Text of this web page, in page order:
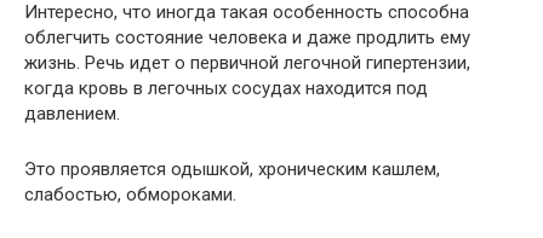
Интересно, что иногда такая особенность способна
облегчить состояние человека и даже продлить ему
жизнь. Речь идет о первичной легочной гипертензии,
когда кровь в легочных сосудах находится под
давлением.
Это проявляется одышкой, хроническим кашлем,
слабостью, обмороками.